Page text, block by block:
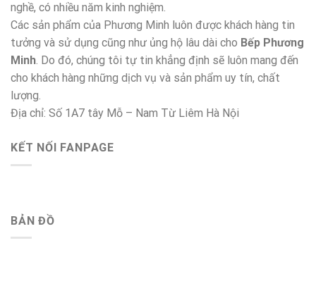
nghề, có nhiều năm kinh nghiệm.
Các sản phẩm của Phương Minh luôn được khách hàng tin
tưởng và sử dụng cũng như ủng hộ lâu dài cho Bếp Phương
Minh. Do đó, chúng tôi tự tin khẳng định sẽ luôn mang đến
cho khách hàng những dịch vụ và sản phẩm uy tín, chất
lượng.
Địa chỉ: Số 1A7 tây Mỗ – Nam Từ Liêm Hà Nội
KẾT NỐI FANPAGE
BẢN ĐỒ